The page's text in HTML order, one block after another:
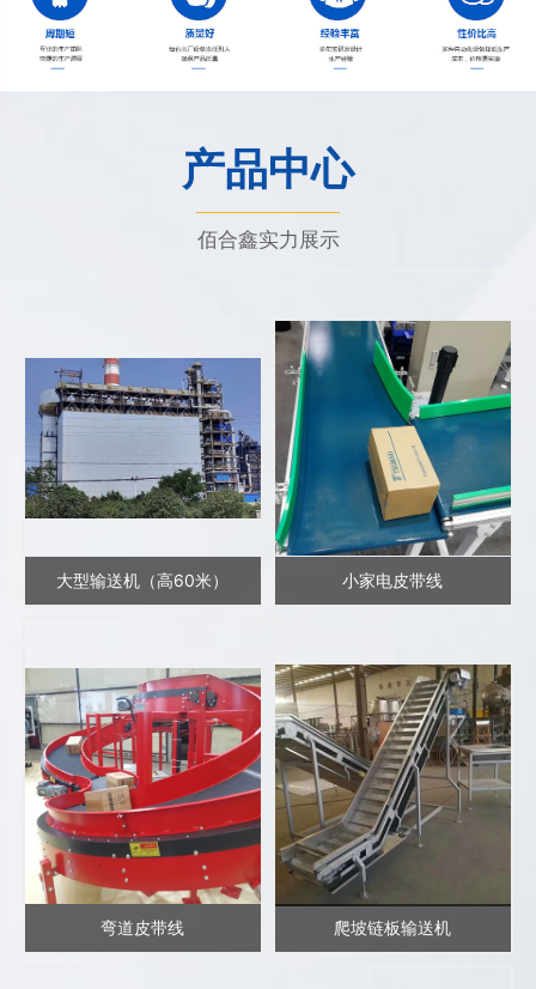
产品中心
佰合鑫实力展示
大型输送机（高60米） 小家电皮带线
弯道皮带线 爬坡链板输送机